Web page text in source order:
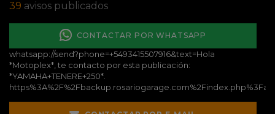
39 avisos publicados
CONTACTAR POR WHATSAPP
whatsapp://send?phone=+5493415507916&text=Hola
*Motoplex*, te contacto por esta publicación:
*YAMAHA+TENERE+250*.